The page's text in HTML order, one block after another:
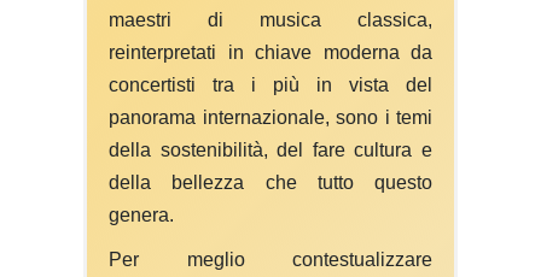
maestri di musica classica,
reinterpretati in chiave moderna da
concertisti tra i più in vista del
panorama internazionale, sono i temi
della sostenibilità, del fare cultura e
della bellezza che tutto questo
genera.
Per meglio contestualizzare